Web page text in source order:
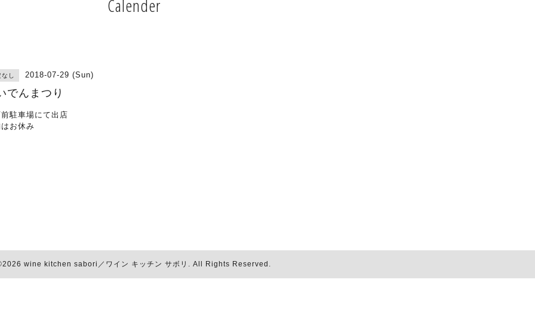
Calender
し 2018-07-29 (Sun)
でんまつり
駐車場にて出店
お休み
wine kitchen sabori／ワイン キッチン サボリ . All Rights Reserved.